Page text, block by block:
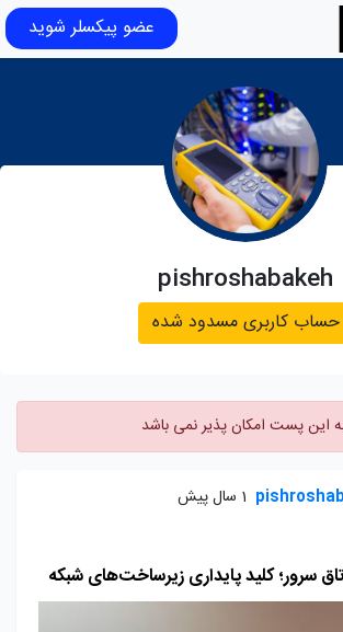
عضو پیکسلر شوید
pishroshabakeh
حساب کاربری مسدود شده
این پست امکان پذیر نمی باشد
1 سال پیش
سرور؛ کلید پایداری زیرساخت‌های شبکه